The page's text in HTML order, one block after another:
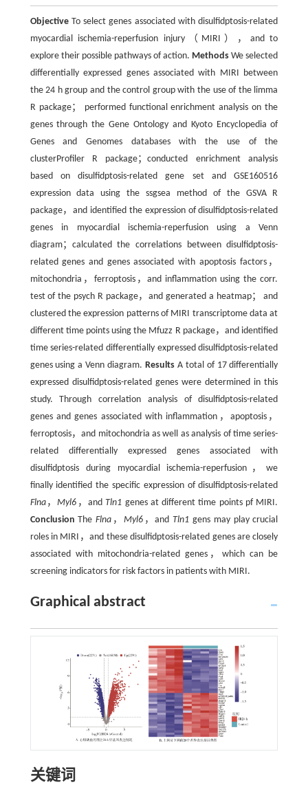
ObjectiveTo select genes associated with disulfidptosis-related
myocardial ischemia-reperfusion injury（MIRI），and to
explore their possible pathways of action. Methods We selected
differentially expressed genes associated with MIRI between
the 24 h group and the control group with the use of the limma
R package； performed functional enrichment analysis on the
genes through the Gene Ontology and Kyoto Encyclopedia of
Genes and Genomes databases with the use of the
clusterProfiler R package；conducted enrichment analysis
based on disulfidptosis-related gene set and GSE160516
expression data using the ssgsea method of the GSVA R
package，and identified the expression of disulfidptosis-related
genes in myocardial ischemia-reperfusion using a Venn
diagram；calculated the correlations between disulfidptosis-
related genes and genes associated with apoptosis factors，
mitochondria，ferroptosis，and inflammation using the corr.
test of the psych R package，and generated a heatmap； and
clustered the expression patterns of MIRI transcriptome data at
different time points using the Mfuzz R package，and identified
time series-related differentially expressed disulfidptosis-related
genes using a Venn diagram. Results A total of 17 differentially
expressed disulfidptosis-related genes were determined in this
study. Through correlation analysis of disulfidptosis-related
genes and genes associated with inflammation，apoptosis，
ferroptosis，and mitochondria as well as analysis of time series-
related differentially expressed genes associated with
disulfidptosis during myocardial ischemia-reperfusion，we
finally identified the specific expression of disulfidptosis-related
Flna，Myl6 ，andTln1 genes at different time points pf MIRI.
Conclusion TheFlna ， Myl6，andTln1 gens may play crucial
roles in MIRI，and these disulfidptosis-related genes are closely
associated with mitochondria-related genes，which can be
screening indicators for risk factors in patients with MIRI.
Graphical abstract
关键词